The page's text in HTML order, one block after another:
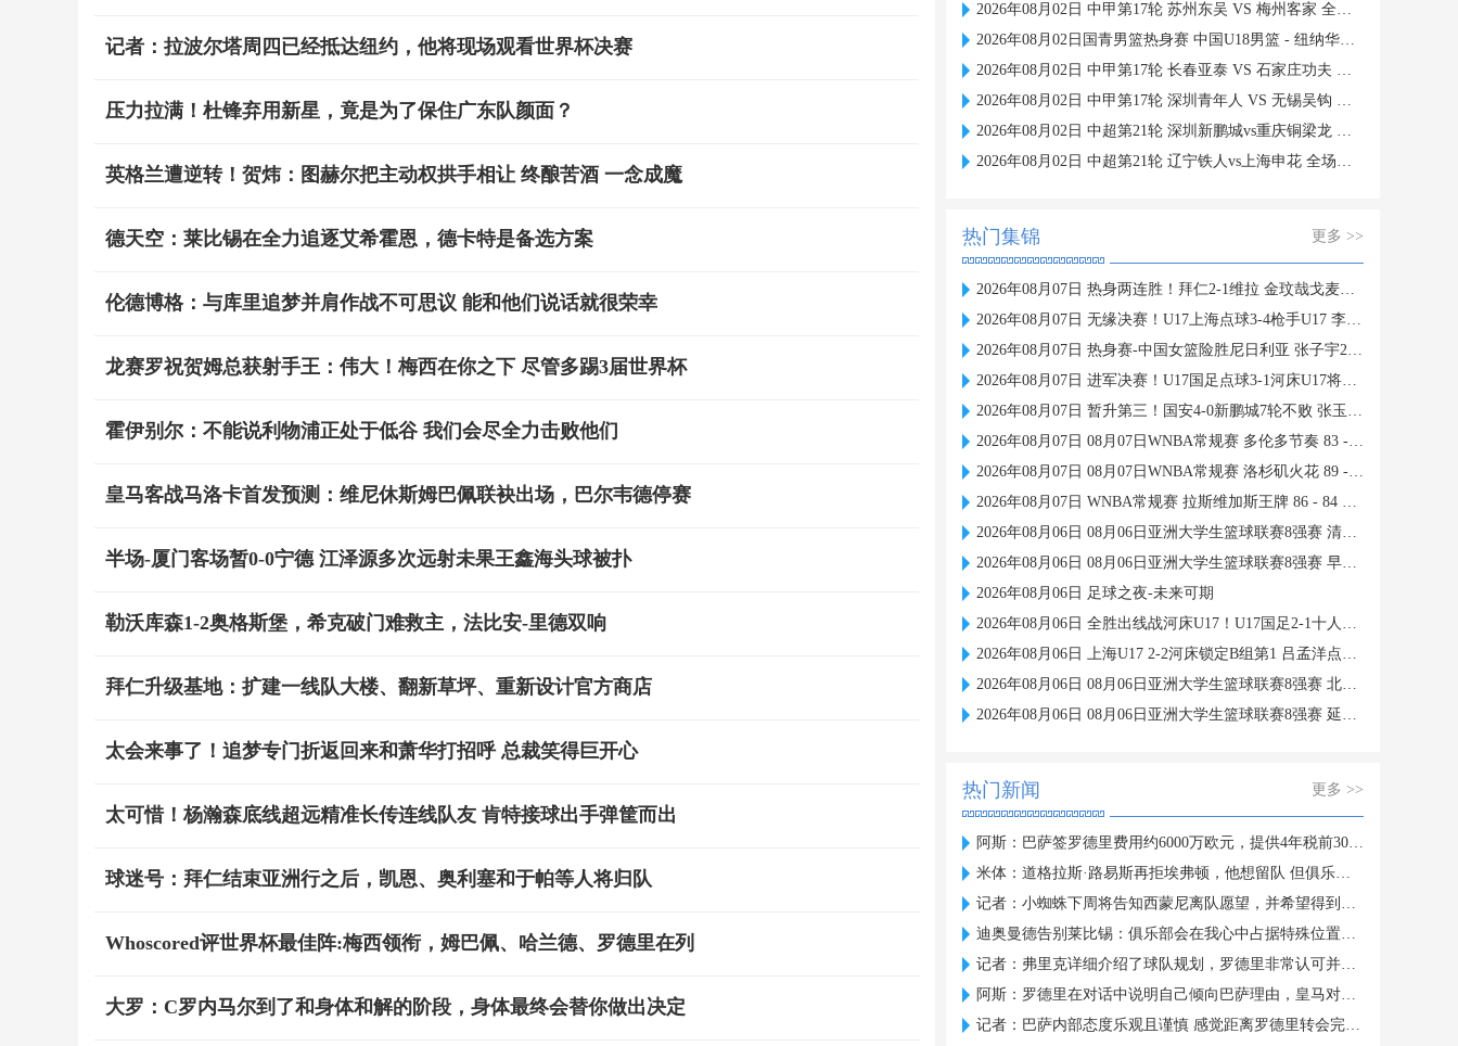
记者：拉波尔塔周四已经抵达纽约，他将现场观看世界杯决赛
压力拉满！杜锋弃用新星，竟是为了保住广东队颜面？
英格兰遭逆转！贺炜：图赫尔把主动权拱手相让 终酿苦酒 一念成魔
德天空：莱比锡在全力追逐艾希霍恩，德卡特是备选方案
伦德博格：与库里追梦并肩作战不可思议 能和他们说话就很荣幸
龙赛罗祝贺姆总获射手王：伟大！梅西在你之下 尽管多踢3届世界杯
霍伊别尔：不能说利物浦正处于低谷 我们会尽全力击败他们
皇马客战马洛卡首发预测：维尼休斯姆巴佩联袂出场，巴尔韦德停赛
半场-厦门客场暂0-0宁德 江泽源多次远射未果王鑫海头球被扑
勒沃库森1-2奥格斯堡，希克破门难救主，法比安-里德双响
拜仁升级基地：扩建一线队大楼、翻新草坪、重新设计官方商店
太会来事了！追梦专门折返回来和萧华打招呼 总裁笑得巨开心
太可惜！杨瀚森底线超远精准长传连线队友 肯特接球出手弹筐而出
球迷号：拜仁结束亚洲行之后，凯恩、奥利塞和于帕等人将归队
Whoscored评世界杯最佳阵:梅西领衔，姆巴佩、哈兰德、罗德里在列
大罗：C罗内马尔到了和身体和解的阶段，身体最终会替你做出决定
2026年08月02日 中甲第17轮 苏州东吴 VS 梅州客家 全场录像
2026年08月02日国青男篮热身赛 中国U18男篮 - 纽纳华丁闪电队 全场录像
2026年08月02日 中甲第17轮 长春亚泰 VS 石家庄功夫 全场录像
2026年08月02日 中甲第17轮 深圳青年人 VS 无锡吴钩 全场录像
2026年08月02日 中超第21轮 深圳新鹏城vs重庆铜梁龙 全场录像
2026年08月02日 中超第21轮 辽宁铁人vs上海申花 全场录像
热门集锦 更多 >>
2026年08月07日 热身两连胜！拜仁2-1维拉 金玟哉戈麦斯破门迪亚斯替补建功
2026年08月07日 无缘决赛！U17上海点球3-4枪手U17 李秋甫、李文博失点王启戎扑点
2026年08月07日 热身赛-中国女篮险胜尼日利亚 张子宇24+11 杨舒予12+6
2026年08月07日 进军决赛！U17国足点球3-1河床U17将战阿森纳 江宇涵替补两扑点
2026年08月07日 暂升第三！国安4-0新鹏城7轮不败 张玉宁传射达万双响法比奥破门
2026年08月07日 08月07日WNBA常规赛 多伦多节奏 83 - 97 波特兰火焰 集锦
2026年08月07日 08月07日WNBA常规赛 洛杉矶火花 89 - 82 明尼苏达山猫 全场集锦
2026年08月07日 WNBA常规赛 拉斯维加斯王牌 86 - 84 印第安纳狂热 全场集锦
2026年08月06日 08月06日亚洲大学生篮球联赛8强赛 清华大学 85 - 81 菲律宾大学 集锦
2026年08月06日 08月06日亚洲大学生篮球联赛8强赛 早稻田大学 78 - 71 高丽大学 集锦
2026年08月06日 足球之夜-未来可期
2026年08月06日 全胜出线战河床U17！U17国足2-1十人药厂U17 赵松源登场1分钟传射
2026年08月06日 上海U17 2-2河床锁定B组第1 吕孟洋点射阿布力米破门 将战A组第2
2026年08月06日 08月06日亚洲大学生篮球联赛8强赛 北京大学 77 - 79 上海交通大学 集锦
2026年08月06日 08月06日亚洲大学生篮球联赛8强赛 延世大学 67 - 72 政治大学 集锦
热门新闻 更多 >>
阿斯：巴萨签罗德里费用约6000万欧元，提供4年税前3000万欧合同
米体：道格拉斯·路易斯再拒埃弗顿，他想留队 但俱乐部尚未敲定
记者：小蜘蛛下周将告知西蒙尼离队愿望，并希望得到理解和帮助
迪奥曼德告别莱比锡：俱乐部会在我心中占据特殊位置，感谢所有
记者：弗里克详细介绍了球队规划，罗德里非常认可并选择加盟巴萨
阿斯：罗德里在对话中说明自己倾向巴萨理由，皇马对此理解＆祝好
记者：巴萨内部态度乐观且谨慎 感觉距离罗德里转会完成更近了